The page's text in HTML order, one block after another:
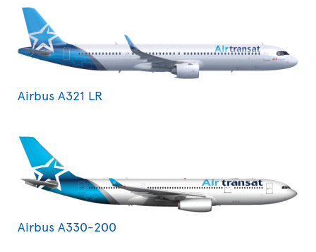
Airbus A321 LR
Airbus A330-200